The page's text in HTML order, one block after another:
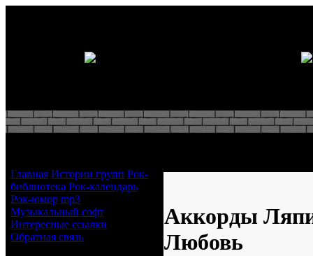
Главная Истории групп Рок-
библиотека Рок-календарь
Рок-юмор mp3
Музыкальный софт
Интересные ссылки
Обратная связь
Аккорды
Любовь